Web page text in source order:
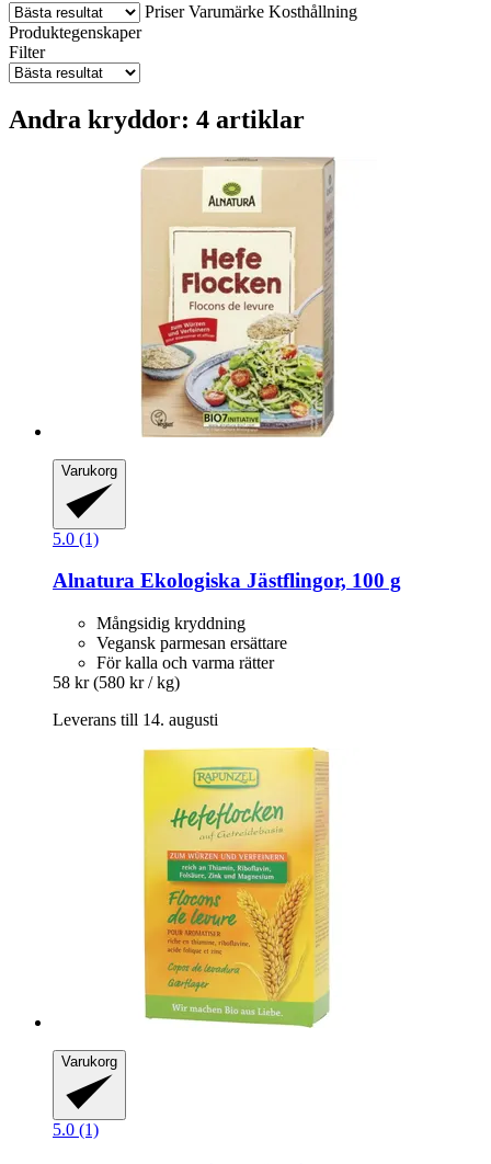
Priser Varumärke Kosthållning
Produktegenskaper
Filter
Andra kryddor: 4 artiklar
Varukorg
5.0 (1)
Alnatura Ekologiska Jästflingor, 100 g
Mångsidig kryddning
Vegansk parmesan ersättare
För kalla och varma rätter
58 kr (580 kr / kg)
Leverans till 14. augusti
Varukorg
5.0 (1)